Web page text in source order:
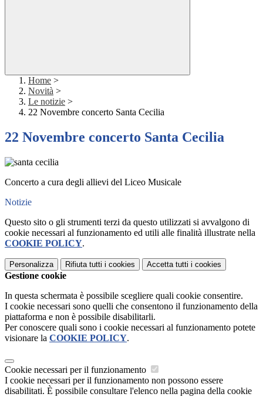
Home >
Novità >
Le notizie >
22 Novembre concerto Santa Cecilia
22 Novembre concerto Santa Cecilia
Concerto a cura degli allievi del Liceo Musicale
Notizie
Questo sito o gli strumenti terzi da questo utilizzati si avvalgono di
cookie necessari al funzionamento ed utili alle finalità illustrate nella
COOKIE POLICY.
Personalizza Rifiuta tutti i cookies Accetta tutti i cookies
Gestione cookie
In questa schermata è possibile scegliere quali cookie consentire.
I cookie necessari sono quelli che consentono il funzionamento della
piattaforma e non è possibile disabilitarli.
Per conoscere quali sono i cookie necessari al funzionamento potete
visionare la COOKIE POLICY.
Cookie necessari per il funzionamento
I cookie necessari per il funzionamento non possono essere
disabilitati. È possibile consultare l'elenco nella pagina della cookie